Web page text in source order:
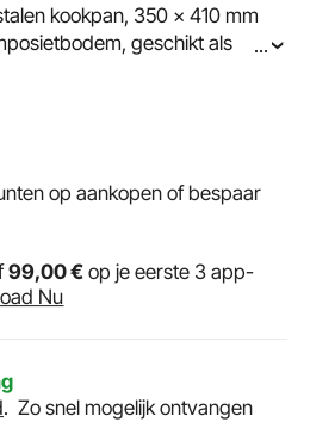
kookpan, 350 x 410 mm
geschikt als
praktische keukenpan voor
...
op aankopen of bespaar
99,00€ op je eerste 3 app-
Nu
.Zo snel mogelijk ontvangen